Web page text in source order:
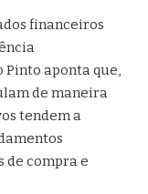
financeiros
Pinto aponta que,
de maneira
tendem a
de compra e